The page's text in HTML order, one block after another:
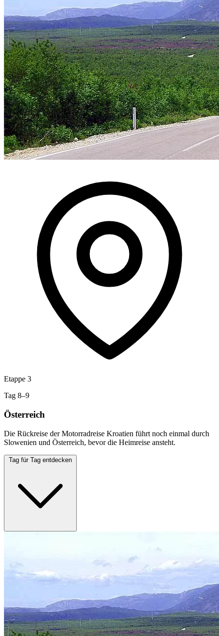
Etappe 3
Tag 8–9
Österreich
Die Rückreise der Motorradreise Kroatien führt noch einmal durch
Slowenien und Österreich, bevor die Heimreise ansteht.
Tag für Tag entdecken